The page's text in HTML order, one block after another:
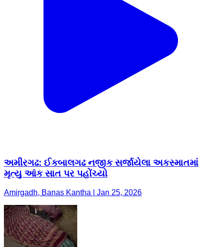
અમીરગઢ: ઈકબાલગઢ નજીક સર્જાયેલા અકસ્માતમાં
મૃત્યુ આંક સાત પર પહોંચ્યો
Amirgadh, Banas Kantha | Jan 25, 2026